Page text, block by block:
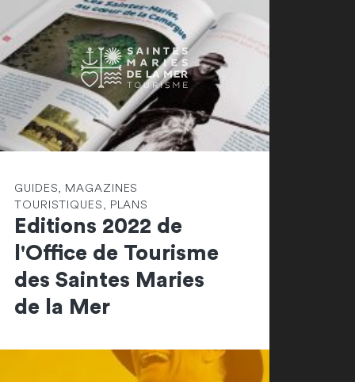
GUIDES, MAGAZINES
TOURISTIQUES, PLANS
Editions 2022 de
l'Office de Tourisme
des Saintes Maries
de la Mer